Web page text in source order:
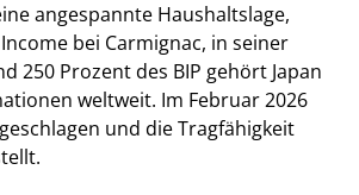
angespannte Haushaltslage,
bei Carmignac, in seiner
250 Prozent des BIP gehört Japan
weltweit. Im Februar 2026
und die Tragfähigkeit